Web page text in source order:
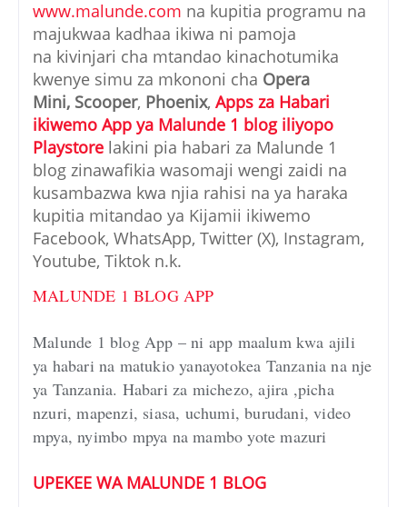
www.malunde.com na kupitia programu na
majukwaa kadhaa ikiwa ni pamoja
na kivinjari cha mtandao kinachotumika
kwenye simu za mkononi cha Opera
Mini, Scooper, Phoenix, Apps za Habari
ikiwemo App ya Malunde 1 blog iliyopo
Playstore lakini pia habari za Malunde 1
blog zinawafikia wasomaji wengi zaidi na
kusambazwa kwa njia rahisi na ya haraka
kupitia mitandao ya Kijamii ikiwemo
Facebook, WhatsApp, Twitter (X), Instagram,
Youtube, Tiktok n.k.
MALUNDE 1 BLOG APP
Malunde 1 blog App – ni app maalum kwa ajili
ya habari na matukio yanayotokea Tanzania na nje
ya Tanzania. Habari za michezo, ajira ,picha
nzuri, mapenzi, siasa, uchumi, burudani, video
mpya, nyimbo mpya na mambo yote mazuri
UPEKEE WA MALUNDE 1 BLOG